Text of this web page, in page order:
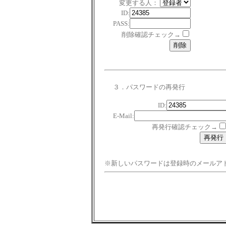
変更する人：
ID:
PASS:
削除確認チェック→
３．パスワードの再発行
ID:
E-Mail:
再発行確認チェック→
※新しいパスワードは登録時のメールア